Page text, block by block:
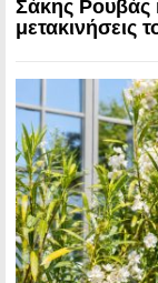
Σάκης Ρουβάς
μετακινήσεις